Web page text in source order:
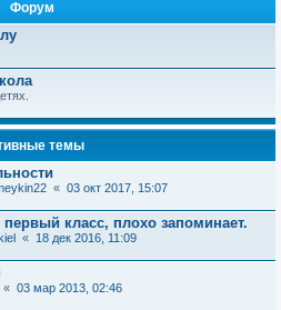
к
Форум
темы
« 03 окт 2017, 15:07
класс, плохо запоминает.
« 18 дек 2016, 11:09
« 03 мар 2013, 02:46